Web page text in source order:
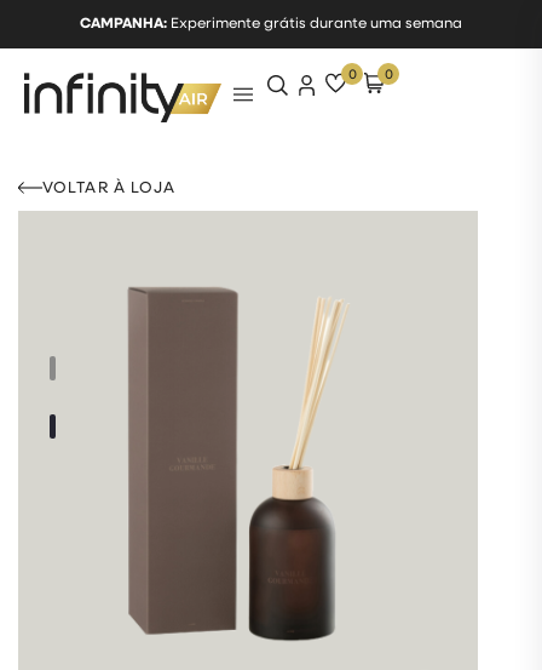
CAMPANHA: Experimente grátis durante uma semana
0 0
VOLTAR À LOJA